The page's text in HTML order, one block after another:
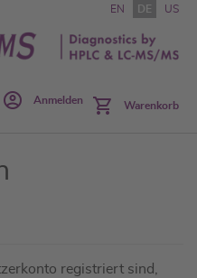
EN DE US
SearchAnmelden Warenkorb
registriert sind,